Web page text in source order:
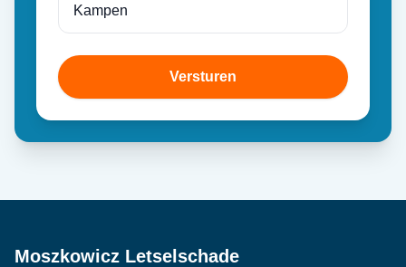
Versturen
Moszkowicz Letselschade